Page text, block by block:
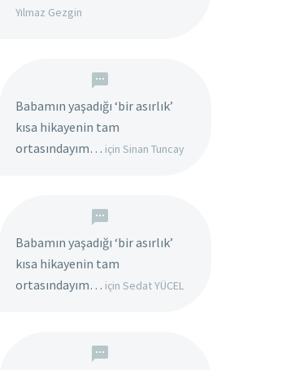
Yılmaz Gezgin
Babamın yaşadığı ‘bir asırlık’
kısa hikayenin tam
ortasındayım… için Sinan Tuncay
Babamın yaşadığı ‘bir asırlık’
kısa hikayenin tam
ortasındayım… için Sedat YÜCEL